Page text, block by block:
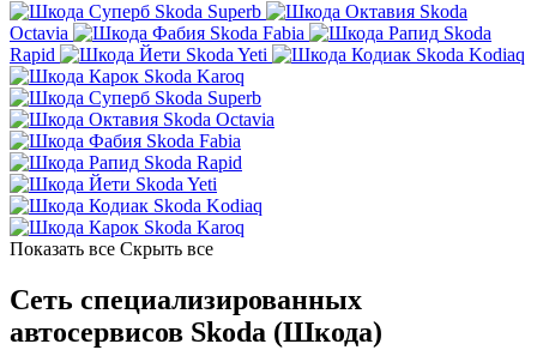
Skoda Superb
Skoda
Octavia
Skoda Fabia
Skoda
Rapid
Skoda Yeti
Skoda Kodiaq
Skoda Karoq
Skoda Superb
Skoda Octavia
Skoda Fabia
Skoda Rapid
Skoda Yeti
Skoda Kodiaq
Skoda Karoq
Показать все Скрыть все
Сеть специализированных
автосервисов Skoda (Шкода)